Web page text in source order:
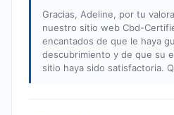
Gracias, Adeline, por tu
nuestro sitio web Cbd-
encantados de que le haya
descubrimiento y de que su
sitio haya sido satisfactoria.